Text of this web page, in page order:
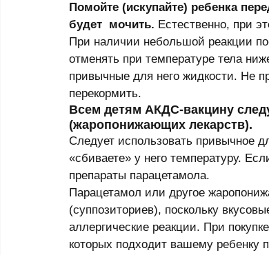
Помойте (искупайте) ребенка
будет  мочить. Естественно, при
При наличии небольшой реакции
отменять при температуре тела
привычные для него жидкости. Не
перекормить.
Всем детям АКДС-вакцину
(жаропонижающих лекарств).
Следует использовать привычное
«сбиваете» у него температуру.
препараты парацетамола.
Парацетамол или другое
(суппозиториев), поскольку
аллергические реакции. При
которых подходит вашему ребенку